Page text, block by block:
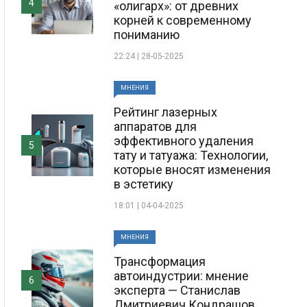
«олигарх»: от древних
корней к современному
пониманию
22:24 | 28-05-2025
4
МНЕНИЯ
Рейтинг лазерных
аппаратов для
эффективного удаления
тату и татуажа: Технологии,
которые вносят изменения
в эстетику
18:01 | 04-04-2025
5
МНЕНИЯ
Трансформация
автоиндустрии: мнение
эксперта — Станислав
6